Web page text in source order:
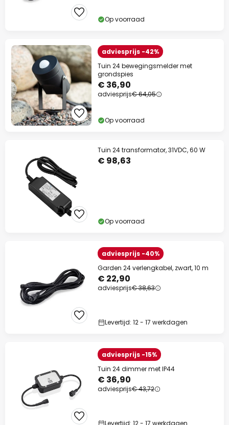
Op voorraad
adviesprijs -42%
Tuin 24 bewegingsmelder met
grondspies
€ 36,90
adviesprijs€ 64,05
Op voorraad
Tuin 24 transformator, 31VDC, 60 W
€ 98,63
Op voorraad
adviesprijs -40%
Garden 24 verlengkabel, zwart, 10 m
€ 22,90
adviesprijs€ 38,63
Levertijd: 12 - 17 werkdagen
adviesprijs -15%
Tuin 24 dimmer met IP44
€ 36,90
adviesprijs€ 43,72